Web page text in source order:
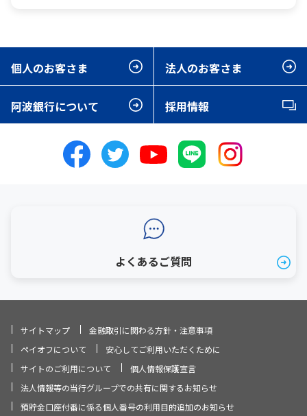
個人のお客さま 法人のお客さま
阿波銀行について 採用情報
よくあるご質問
サイトマップ
金融取引に関わる方針・注意事項
ペイオフについて
安心してご利用いただくために
サイトのご利用について
個人情報保護宣言
法人情報等の当行グループでの共有に関するお知らせ
預貯金口座付番に係る個人番号の利用目的追加のお知らせ